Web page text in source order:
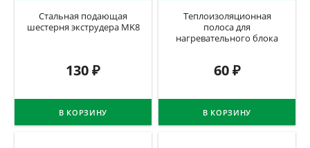
Стальная подающая
шестерня экструдера MK8
130₽
В КОРЗИНУ
Теплоизоляционная
полоса для
нагревательного блока
60₽
В КОРЗИНУ